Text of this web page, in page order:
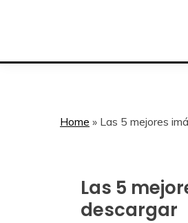
Home » Las 5 mejores
Días de
Semana
Las 5
descargar